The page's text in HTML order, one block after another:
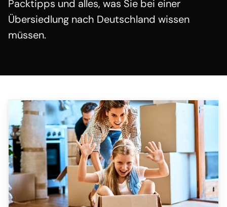
Packtipps und alles, was Sie bei einer
Übersiedlung nach Deutschland wissen
müssen.